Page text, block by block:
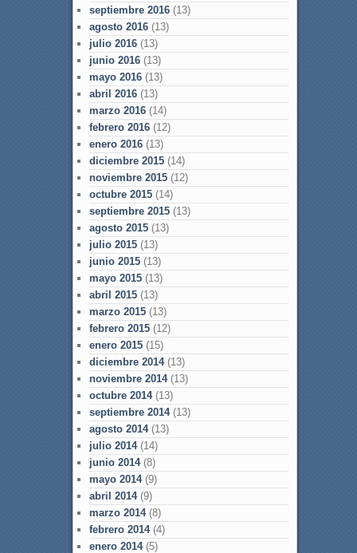
septiembre 2016(13)
agosto 2016(13)
julio 2016(13)
junio 2016(13)
mayo 2016(13)
abril 2016(13)
marzo 2016(14)
febrero 2016(12)
enero 2016(13)
diciembre 2015(14)
noviembre 2015(12)
octubre 2015(14)
septiembre 2015(13)
agosto 2015(13)
julio 2015(13)
junio 2015(13)
mayo 2015(13)
abril 2015(13)
marzo 2015(13)
febrero 2015(12)
enero 2015(15)
diciembre 2014(13)
noviembre 2014(13)
octubre 2014(13)
septiembre 2014(13)
agosto 2014(13)
julio 2014(14)
junio 2014(8)
mayo 2014(9)
abril 2014(9)
marzo 2014(8)
febrero 2014(4)
enero 2014(5)